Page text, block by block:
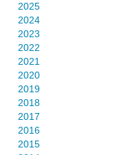
2025
2024
2023
2022
2021
2020
2019
2018
2017
2016
2015